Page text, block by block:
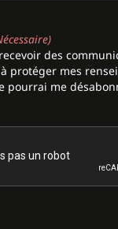
des
protéger mes
pourrai me